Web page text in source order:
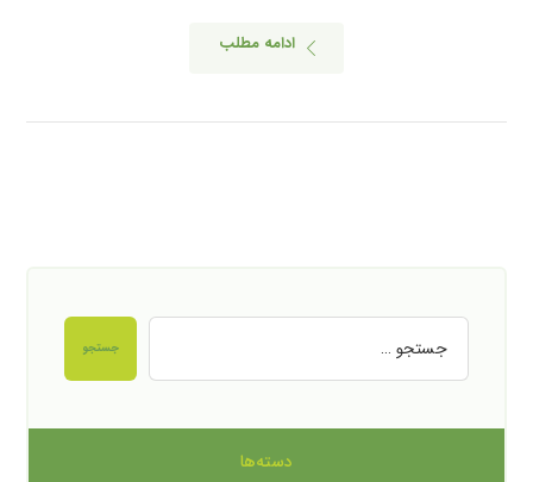
ادامه مطلب
جستجو
دسته‌ها